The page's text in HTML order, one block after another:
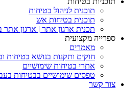
תוכנית לניהול בטיחות
תוכנית בטיחות אש
תכנית ארגון אתר | ארגון אתר
ספרייה מקצועית
מאמרים
חוקים ותקנות בנושא בטיחות
אתרי בטיחות שימושיים
טפסים שימושיים בבטיחות
צור קשר